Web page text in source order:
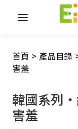
首頁 > 產品目錄
害羞
韓國系列‧
害羞